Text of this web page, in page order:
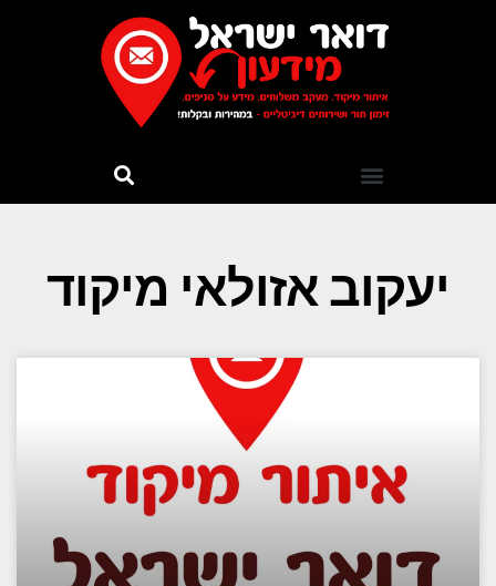
יעקוב אזולאי מיקוד